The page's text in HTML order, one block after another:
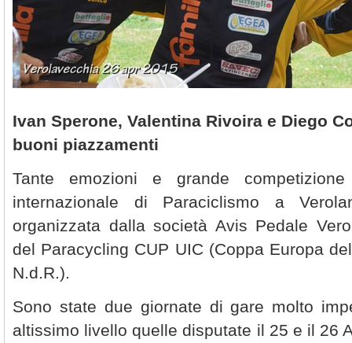
Ivan Sperone, Valentina Rivoira e Diego
buoni piazzamenti
Tante emozioni e grande
internazionale di Paraciclismo a
organizzata dalla società Avis Pedale
del Paracycling CUP UIC (Coppa Europa
N.d.R.).
Sono state due giornate di gare molto
altissimo livello quelle disputate il 25 e il 26